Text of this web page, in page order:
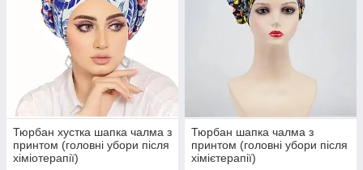
Тюрбан хустка шапка чалма з
принтом (головні убори після
хіміотерапії)
Тюрбан шапка чалма з
принтом (головні убори після
хімієтерапії)